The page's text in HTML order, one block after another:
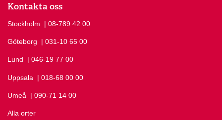
Kontakta oss
Stockholm Ring Stockholm på
| 08-789 42 00
Göteborg Ring Göteborg på
| 031-10 65 00
Lund Ring Lund på
| 046-19 77 00
Uppsala Ring Uppsala på
| 018-68 00 00
Umeå Ring Umeå på
| 090-71 14 00
Alla orter